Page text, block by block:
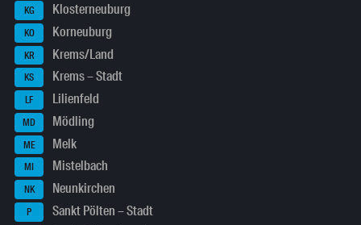
KG Klosterneuburg
KO Korneuburg
KR Krems/Land
KS Krems – Stadt
LF Lilienfeld
MD Mödling
ME Melk
MI Mistelbach
NK Neunkirchen
P Sankt Pölten – Stadt